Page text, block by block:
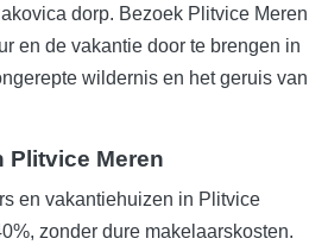
dorp. Bezoek Plitvice Meren
en de vakantie door te brengen in
wildernis en het geruis van
Plitvice Meren
en vakantiehuizen in Plitvice
zonder dure makelaarskosten.